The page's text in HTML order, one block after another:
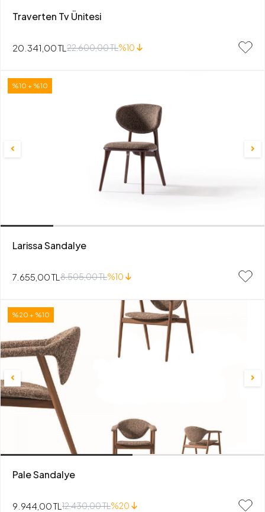
Traverten Tv Ünitesi
20.341,00 TL 22.600,00 TL%10
%10 + %10
Larissa Sandalye
7.655,00 TL 8.505,00 TL%10
%20 + %10
Pale Sandalye
9.944,00 TL 12.430,00 TL%20